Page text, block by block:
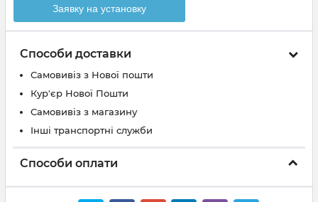
Заявку на установку
Способи доставки
Самовивіз з Нової пошти
Кур'єр Нової Пошти
Самовивіз з магазину
Інші транспортні служби
Способи оплати